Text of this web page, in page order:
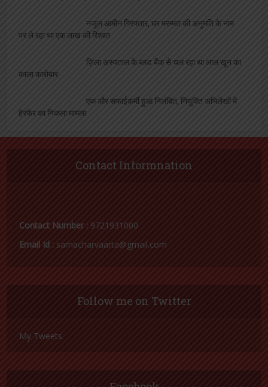
नजूल आमीन गिरफ्तार, घर मरम्मत की अनुमति के नाम
पर ले रहा था एक लाख की रिश्वत
ज़िला अस्पताल के ब्लड बैंक से चल रहा था लाल खून का
काला कारोबार
एक और सफाईकर्मी हुआ निलंबित, नियुक्ति अभिलेखों में
हेरफेर का निकला मामला
Contact Informnation
Contact Number : 9721931000
Email Id : samacharvaarta@gmail.com
Follow me on Twitter
My Tweets